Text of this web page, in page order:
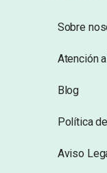
Sobre
Atención
Blog
Política
Aviso